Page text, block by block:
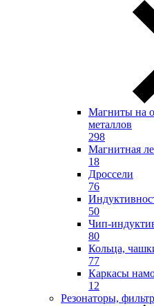
Магниты на
металлов
298
Магнитная
18
Дроссели
76
50
Чип-
80
Кольца,
77
Каркасы
12
Резонаторы,